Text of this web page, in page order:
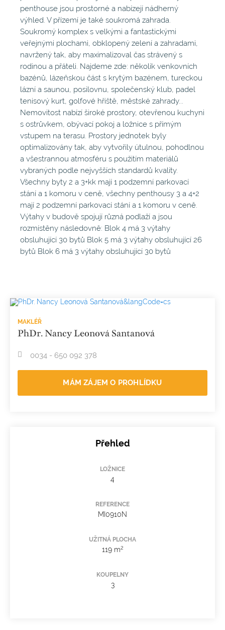
penthouse jsou prostorné a nabízejí nádherný
výhled. V přízemí je také soukromá zahrada.
Soukromý komplex s velkými a fantastickými
veřejnými plochami, obklopený zelení a zahradami,
navržený tak, aby maximalizoval čas strávený s
rodinou a přáteli. Najdeme zde: několik venkovních
bazénů, lázeňskou část s krytým bazénem, tureckou
lázní a saunou, posilovnu, společenský klub, padel
tenisový kurt, golfové hřiště, městské zahrady...
Nemovitost nabízí široké prostory, otevřenou kuchyni
s ostrůvkem, obývací pokoj a ložnice s přímým
vstupem na terasu. Prostory jednotek byly
optimalizovány tak, aby vytvořily útulnou, pohodlnou
a všestrannou atmosféru s použitím materiálů
vybraných podle nejvyšších standardů kvality.
Všechny byty 2 a 3+kk mají 1 podzemní parkovací
stání a 1 komoru v ceně, všechny penthousy 3 a 4+2
mají 2 podzemní parkovací stání a 1 komoru v ceně.
Výtahy v budově spojují různá podlaží a jsou
rozmístěny následovně: Blok 4 má 3 výtahy
obsluhující 30 bytů Blok 5 má 3 výtahy obsluhující 26
bytů Blok 6 má 3 výtahy obsluhující 30 bytů
MAKLÉŘ
PhDr. Nancy Leonová Santanová
0034 - 650 092 378
MÁM ZÁJEM O PROHLÍDKU
Přehled
LOŽNICE
4
REFERENCE
MI0910N
UŽITNÁ PLOCHA
119 m2
KOUPELNY
3